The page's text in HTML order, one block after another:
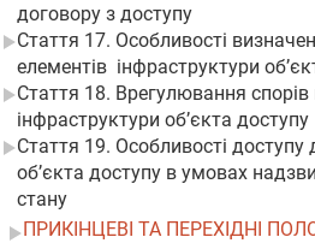
договору з доступу
Стаття 17. Особливості
елементів інфраструктури
Стаття 18. Врегулювання
інфраструктури об’єкта доступу
Стаття 19. Особливості доступу
об’єкта доступу в умовах
стану
ПРИКІНЦЕВІ ТА ПЕРЕХІДНІ